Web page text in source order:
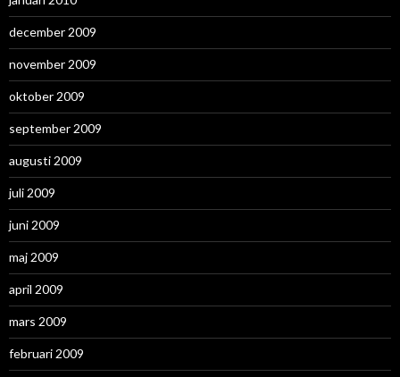
december 2009
november 2009
oktober 2009
september 2009
augusti 2009
juli 2009
juni 2009
maj 2009
april 2009
mars 2009
februari 2009